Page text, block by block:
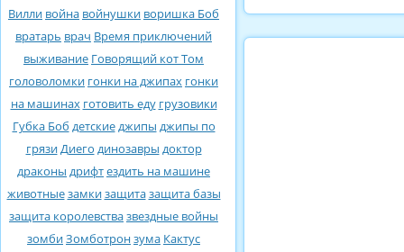
Вилли война войнушки воришка Боб
вратарь врач Время приключений
выживание Говорящий кот Том
головоломки гонки на джипах гонки
на машинах готовить еду грузовики
Губка Боб детскиеджипы джипы по
грязиДиего динозавры доктор
драконы дрифтездить на машине
животныезамкизащитазащита базы
защита королевствазвездные войны
зомбиЗомботронзума Кактус